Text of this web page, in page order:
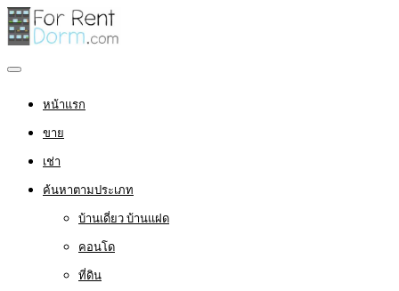
หน้าแรก
ขาย
เช่า
ค้นหาตามประเภท
บ้านเดี่ยว บ้านแฝด
คอนโด
ที่ดิน